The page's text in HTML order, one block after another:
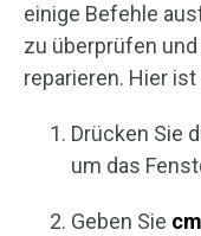
einige Befehle
zu überprüfen
reparieren. Hier
Drücken Sie
um das
Geben Sie